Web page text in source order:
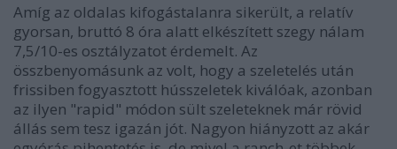
Amíg az oldalas kifogástalanra sikerült, a relatív
gyorsan, bruttó 8 óra alatt elkészített szegy nálam
7,5/10-es osztályzatot érdemelt. Az
összbenyomásunk az volt, hogy a szeletelés után
frissiben fogyasztott hússzeletek kiválóak, azonban
az ilyen "rapid" módon sült szeleteknek már rövid
állás sem tesz igazán jót. Nagyon hiányzott az akár